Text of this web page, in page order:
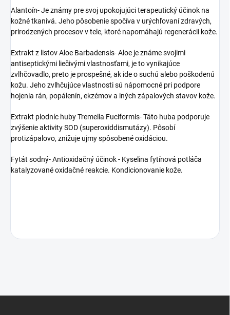
Alantoín- Je známy pre svoj upokojujúci terapeutický účinok na
kožné tkanivá. Jeho pôsobenie spočíva v urýchľovaní zdravých,
prirodzených procesov v tele, ktoré napomáhajú regenerácii kože.
Extrakt z listov Aloe Barbadensis- Aloe je známe svojimi
antiseptickými liečivými vlastnosťami, je to vynikajúce
zvlhčovadlo, preto je prospešné, ak ide o suchú alebo poškodenú
kožu. Jeho zvlhčujúce vlastnosti sú nápomocné pri podpore
hojenia rán, popálenín, ekzémov a iných zápalových stavov kože.
Extrakt plodníc huby Tremella Fuciformis- Táto huba podporuje
zvýšenie aktivity SOD (superoxiddismutázy). Pôsobí
protizápalovo, znižuje ujmy spôsobené oxidáciou.
Fytát sodný- Antioxidačný účinok - Kyselina fytínová potláča
katalyzované oxidačné reakcie. Kondicionovanie kože.